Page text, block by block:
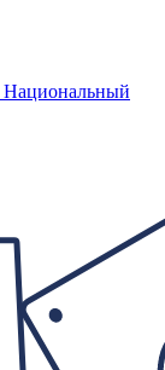
Национальный